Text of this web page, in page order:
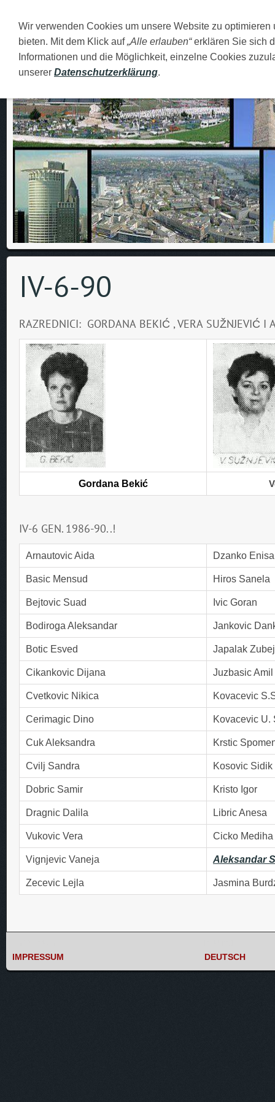
DEUTSCH O MENI FAMILIJA MOJI GRADOVI
IV-6-90
RAZREDNICI: GORDANA BEKIĆ , VERA SUŽNJEVIĆ I
Gordana Bekić
IV-6 GEN. 1986-90..!
Arnautovic Aida Dzanko Enisa
Basic Mensud Hiros Sanela
Bejtovic Suad Ivic Goran
Bodiroga Aleksandar Jankovic
Botic Esved Japalak
Cikankovic Dijana Juzbasic Amil
Cvetkovic Nikica Kovacevic
Cerimagic Dino Kovacevic U.
Cuk Aleksandra Krstic
Cvilj Sandra Kosovic Sidik
Dobric Samir Kristo Igor
Dragnic Dalila Libric Anesa
Vukovic Vera Cicko Mediha
Vignjevic Vaneja Aleksandar
Zecevic Lejla Jasmina
IMPRESSUM DEUTSCH
Wir verwenden Cookies um unsere Website zu
bieten. Mit dem Klick auf„Alle erlauben“erklären Sie sich
Informationen und die Möglichkeit, einzelne Cookies
unserer Datenschutzerklärung.